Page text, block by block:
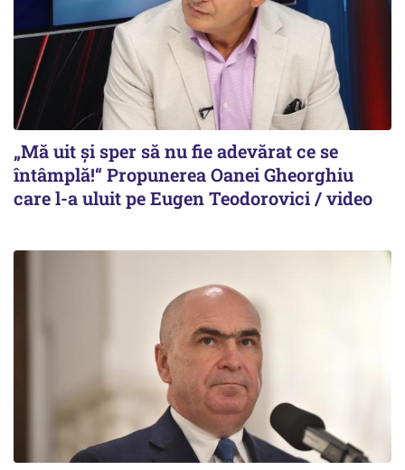
„Mă uit și sper să nu fie adevărat ce se
întâmplă!“ Propunerea Oanei Gheorghiu
care l-a uluit pe Eugen Teodorovici / video